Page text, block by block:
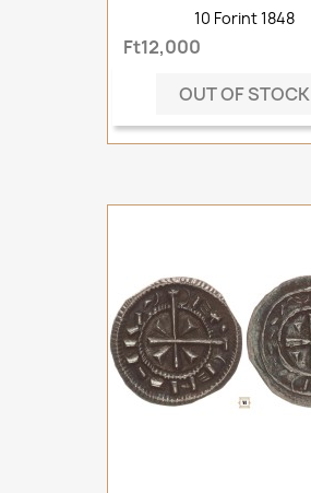
10 Forint 1848
Ft12,000
OUT OF STOCK